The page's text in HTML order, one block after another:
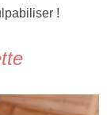
!